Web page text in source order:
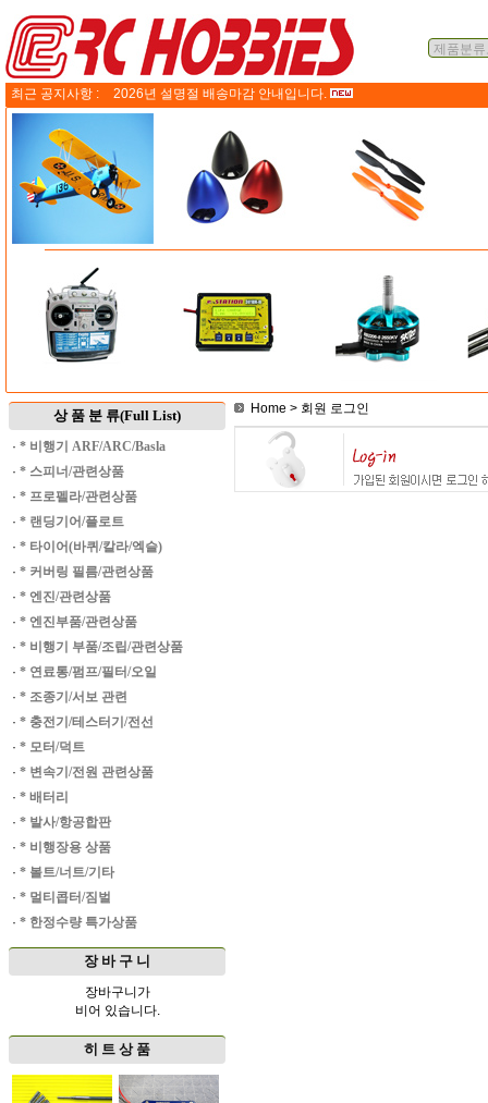
최근 공지사항 : 2026년 설명절 배송마감 안내입니다.
상 품 분 류(Full List)
· * 비행기 ARF/ARC/Basla
· * 스피너/관련상품
· * 프로펠라/관련상품
· * 랜딩기어/플로트
· * 타이어(바퀴/칼라/엑슬)
· * 커버링 필름/관련상품
· * 엔진/관련상품
· * 엔진부품/관련상품
· * 비행기 부품/조립/관련상품
· * 연료통/펌프/필터/오일
· * 조종기/서보 관련
· * 충전기/테스터기/전선
· * 모터/덕트
· * 변속기/전원 관련상품
· * 배터리
· * 발사/항공합판
· * 비행장용 상품
· * 볼트/너트/기타
· * 멀티콥터/짐벌
· * 한정수량 특가상품
장 바 구 니
장바구니가
비어 있습니다.
히 트 상 품
Home > 회원 로그인